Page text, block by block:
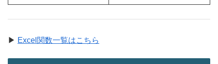
▶ Excel関数一覧はこちら